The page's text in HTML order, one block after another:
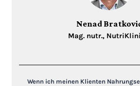
Nenad
Mag. nutr.,
Wenn ich meinen Klienten